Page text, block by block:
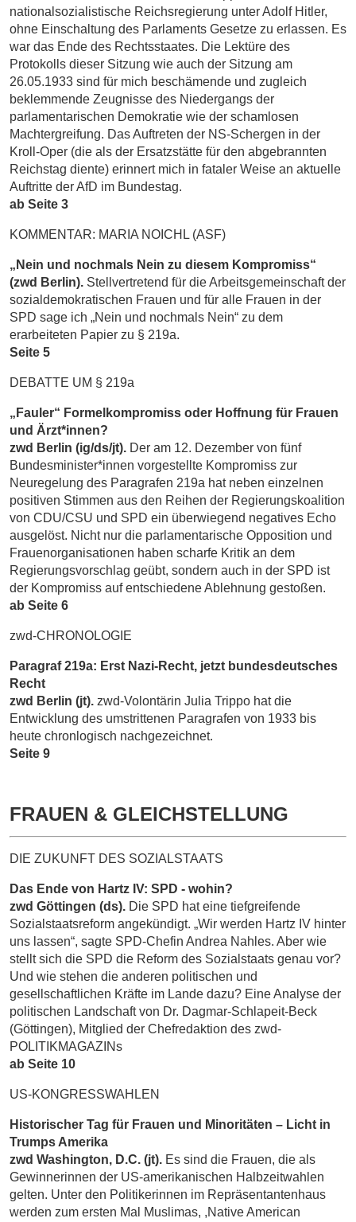
nationalsozialistische Reichsregierung unter Adolf Hitler,
ohne Einschaltung des Parlaments Gesetze zu erlassen. Es
war das Ende des Rechtsstaates. Die Lektüre des
Protokolls dieser Sitzung wie auch der Sitzung am
26.05.1933 sind für mich beschämende und zugleich
beklemmende Zeugnisse des Niedergangs der
parlamentarischen Demokratie wie der schamlosen
Machtergreifung. Das Auftreten der NS-Schergen in der
Kroll-Oper (die als der Ersatzstätte für den abgebrannten
Reichstag diente) erinnert mich in fataler Weise an aktuelle
Auftritte der AfD im Bundestag.
ab Seite 3
KOMMENTAR: MARIA NOICHL (ASF)
„Nein und nochmals Nein zu diesem Kompromiss“
(zwd Berlin). Stellvertretend für die Arbeitsgemeinschaft der
sozialdemokratischen Frauen und für alle Frauen in der
SPD sage ich „Nein und nochmals Nein“ zu dem
erarbeiteten Papier zu § 219a.
Seite 5
DEBATTE UM § 219a
„Fauler“ Formelkompromiss oder Hoffnung für Frauen
und Ärzt*innen?
zwd Berlin (ig/ds/jt). Der am 12. Dezember von fünf
Bundesminister*innen vorgestellte Kompromiss zur
Neuregelung des Paragrafen 219a hat neben einzelnen
positiven Stimmen aus den Reihen der Regierungskoalition
von CDU/CSU und SPD ein überwiegend negatives Echo
ausgelöst. Nicht nur die parlamentarische Opposition und
Frauenorganisationen haben scharfe Kritik an dem
Regierungsvorschlag geübt, sondern auch in der SPD ist
der Kompromiss auf entschiedene Ablehnung gestoßen.
ab Seite 6
zwd-CHRONOLOGIE
Paragraf 219a: Erst Nazi-Recht, jetzt bundesdeutsches
Recht
zwd Berlin (jt). zwd-Volontärin Julia Trippo hat die
Entwicklung des umstrittenen Paragrafen von 1933 bis
heute chronlogisch nachgezeichnet.
Seite 9
FRAUEN & GLEICHSTELLUNG
DIE ZUKUNFT DES SOZIALSTAATS
Das Ende von Hartz IV: SPD - wohin?
zwd Göttingen (ds). Die SPD hat eine tiefgreifende
Sozialstaatsreform angekündigt. „Wir werden Hartz IV hinter
uns lassen“, sagte SPD-Chefin Andrea Nahles. Aber wie
stellt sich die SPD die Reform des Sozialstaats genau vor?
Und wie stehen die anderen politischen und
gesellschaftlichen Kräfte im Lande dazu? Eine Analyse der
politischen Landschaft von Dr. Dagmar-Schlapeit-Beck
(Göttingen), Mitglied der Chefredaktion des zwd-
POLITIKMAGAZINs
ab Seite 10
US-KONGRESSWAHLEN
Historischer Tag für Frauen und Minoritäten – Licht in
Trumps Amerika
zwd Washington, D.C. (jt). Es sind die Frauen, die als
Gewinnerinnen der US-amerikanischen Halbzeitwahlen
gelten. Unter den Politikerinnen im Repräsentantenhaus
werden zum ersten Mal Muslimas, ,Native American